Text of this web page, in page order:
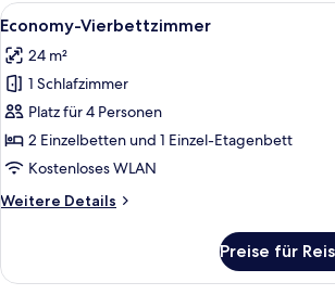
Alle
Fotos
für
Economy-
Vierbettzimmer
anzeigen
Ein
10
Economy-Vierbettzimmer
24 m²
1 Schlafzimmer
Platz für 4 Personen
2 Einzelbetten und 1 Einzel-Etagenbett
Kostenloses WLAN
Weitere Details
Weitere
Vierbettzimmer
Preise für